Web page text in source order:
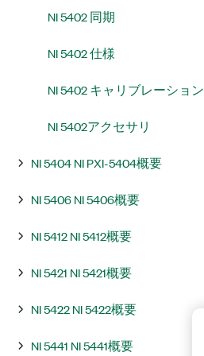
NI 5402 同期
NI 5402 仕様
NI 5402 キャリブレーション
NI 5402アクセサリ
NI 5404 NI PXI-5404概要
NI 5406 NI 5406概要
NI 5412 NI 5412概要
NI 5421 NI 5421概要
NI 5422 NI 5422概要
NI 5441 NI 5441概要